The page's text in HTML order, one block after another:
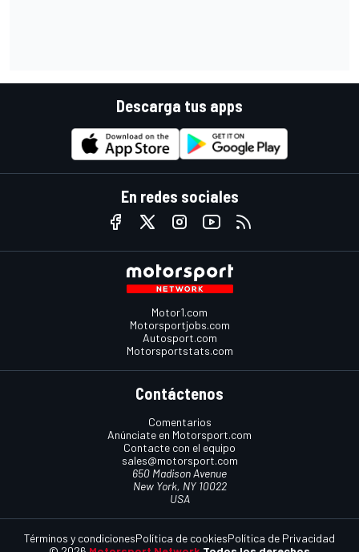
Descarga tus apps
En redes sociales
Motor1.com
Motorsportjobs.com
Autosport.com
Motorsportstats.com
Contáctenos
Comentarios
Anúnciate en Motorsport.com
Contacte con el equipo
sales@motorsport.com
650 Madison Avenue
New York, NY 10022
USA
Términos y condicionesPolítica de cookiesPolítica de Privacidad